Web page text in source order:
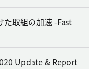
た取組の加速 -Fast
Update & Report